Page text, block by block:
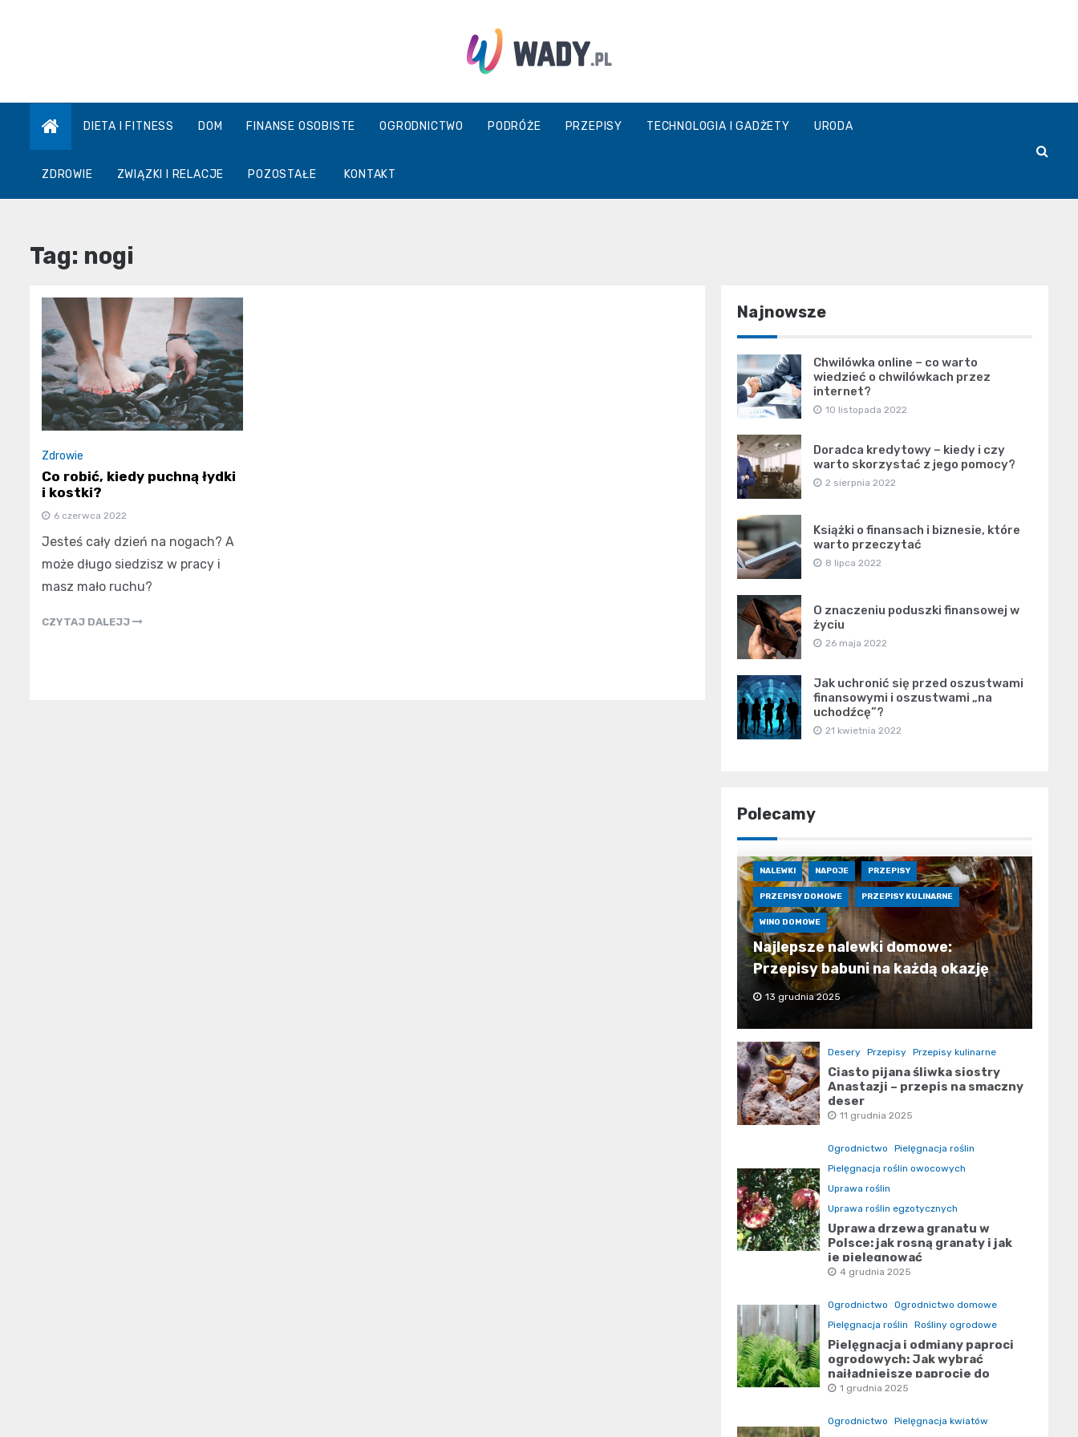
wady.pl
DIETA I FITNESS DOM FINANSE OSOBISTE OGRODNICTWO PODRÓŻE PRZEPISY TECHNOLOGIA I GADŻETY URODA
ZDROWIE ZWIĄZKI I RELACJE POZOSTAŁE KONTAKT
Tag: nogi
Zdrowie
Co robić, kiedy puchną łydki
i kostki?
6 czerwca 2022
Jesteś cały dzień na nogach? A
może długo siedzisz w pracy i
masz mało ruchu?
CZYTAJ DALEJJ
Najnowsze
Chwilówka online – co warto
wiedzieć o chwilówkach przez
internet?
10 listopada 2022
Doradca kredytowy – kiedy i czy
warto skorzystać z jego pomocy?
2 sierpnia 2022
Książki o finansach i biznesie, które
warto przeczytać
8 lipca 2022
O znaczeniu poduszki finansowej w
życiu
26 maja 2022
Jak uchronić się przed oszustwami
finansowymi i oszustwami „na
uchodźcę”?
21 kwietnia 2022
Polecamy
NALEWKI NAPOJE PRZEPISY
PRZEPISY DOMOWE PRZEPISY KULINARNE
WINO DOMOWE
Najlepsze nalewki domowe:
Przepisy babuni na każdą okazję
13 grudnia 2025
Desery Przepisy Przepisy kulinarne
Ciasto pijana śliwka siostry
Anastazji – przepis na smaczny
deser
11 grudnia 2025
Ogrodnictwo
Pielęgnacja roślin
Pielęgnacja roślin owocowych
Uprawa roślin
Uprawa roślin egzotycznych
Uprawa drzewa granatu w
Polsce: jak rosną granaty i jak
je pielęgnować
4 grudnia 2025
Ogrodnictwo
Ogrodnictwo domowe
Pielęgnacja roślin
Rośliny ogrodowe
Pielęgnacja i odmiany paproci
ogrodowych: Jak wybrać
najładniejsze paprocie do
ogrodu
1 grudnia 2025
Ogrodnictwo
Pielęgnacja kwiatów